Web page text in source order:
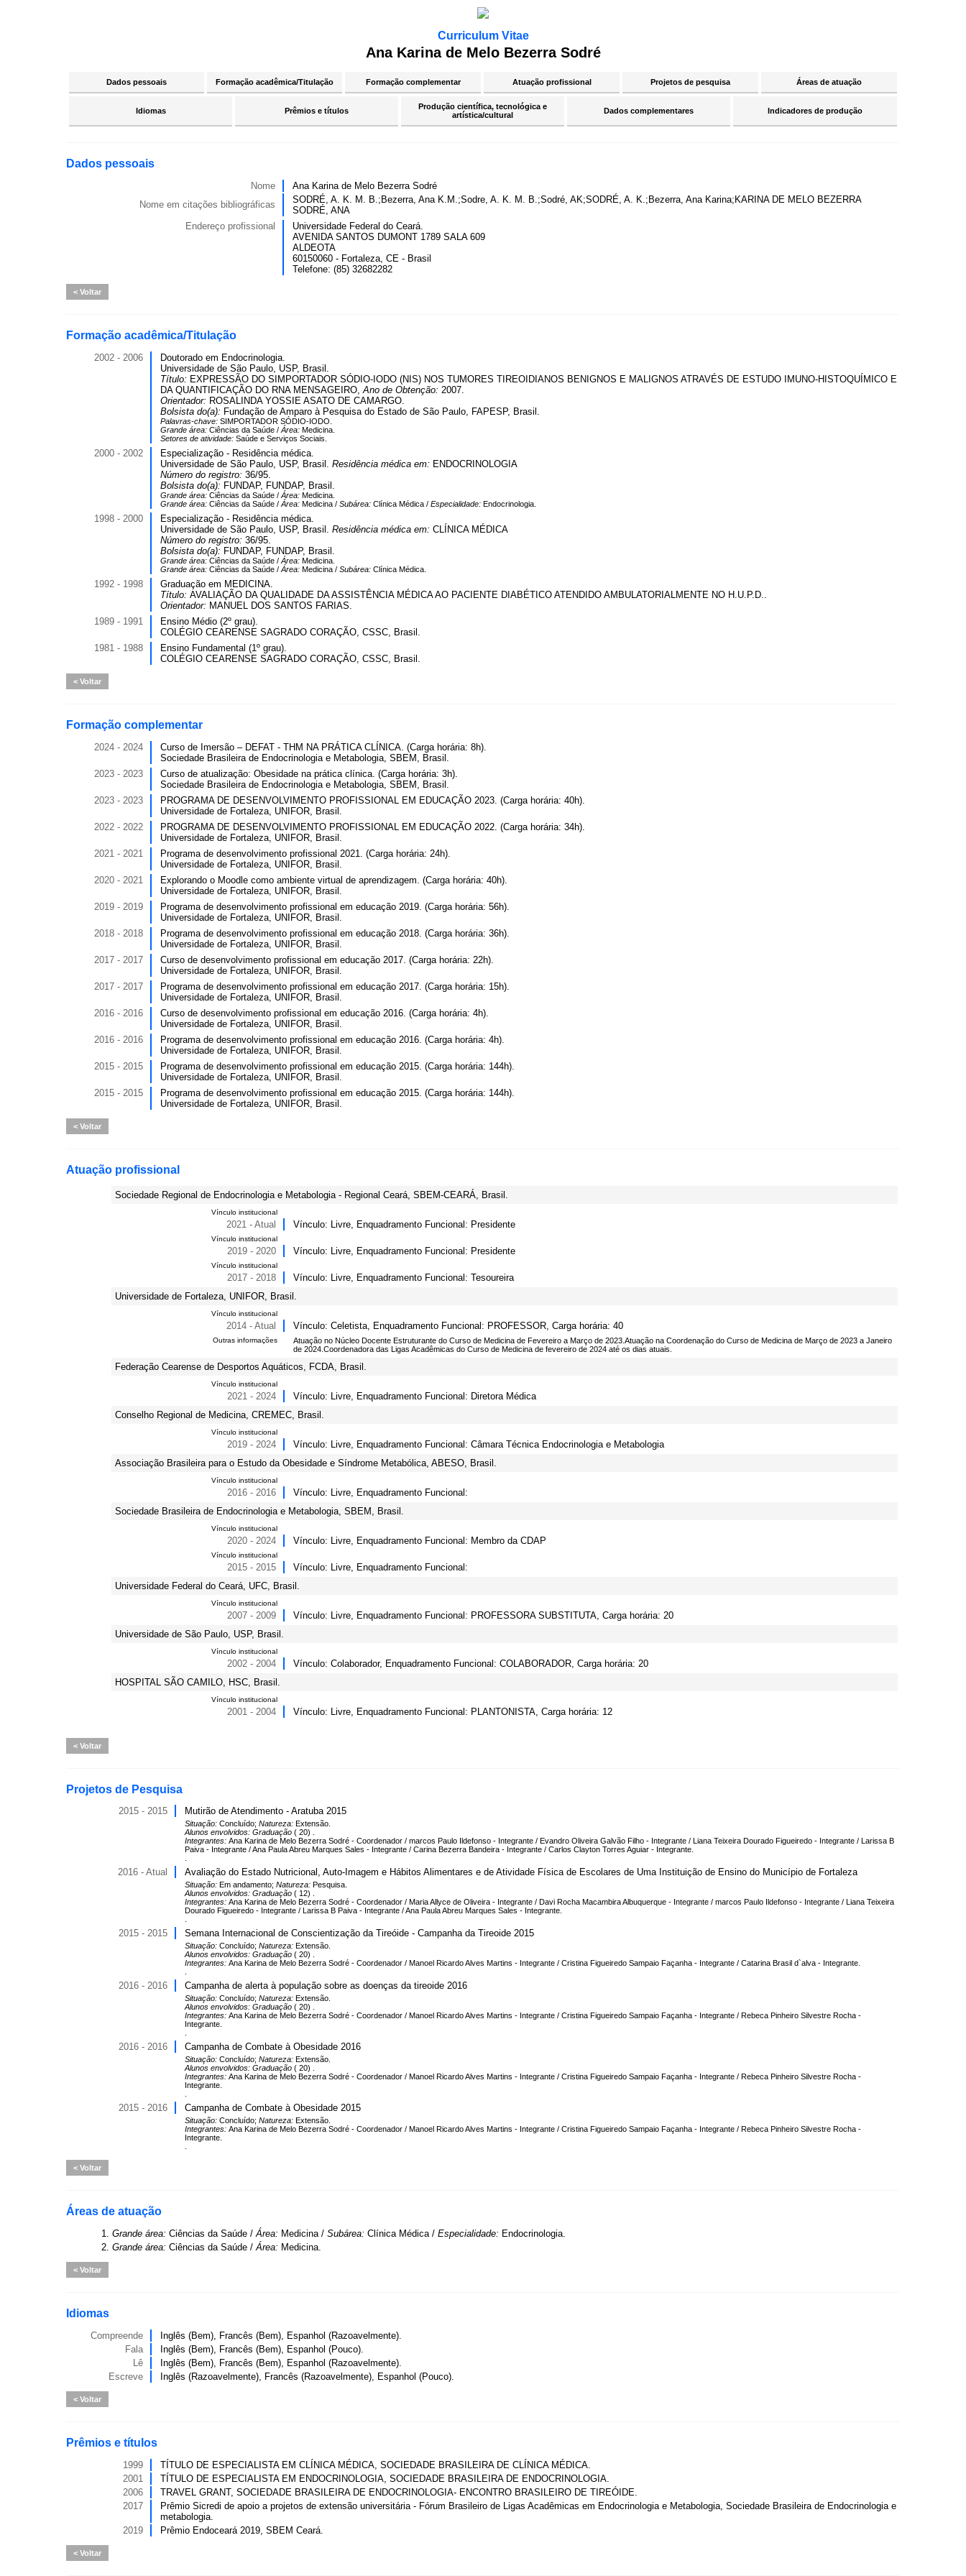
Curriculum Vitae
Ana Karina de Melo Bezerra Sodré
Dados pessoais Formação acadêmica/Titulação Formação complementar Atuação profissional Projetos de pesquisa Áreas de atuação
Idiomas Prêmios e títulos
Produção científica, tecnológica e
artística/cultural
Dados complementares Indicadores de produção
Dados pessoais
Nome
Ana Karina de Melo Bezerra Sodré
Nome em citações bibliográficas
SODRÉ, A. K. M. B.;Bezerra, Ana K.M.;Sodre, A. K. M. B.;Sodré, AK;SODRÉ, A. K.;Bezerra, Ana Karina;KARINA DE MELO BEZERRA
SODRÉ, ANA
Endereço profissional
Universidade Federal do Ceará.
AVENIDA SANTOS DUMONT 1789 SALA 609
ALDEOTA
60150060 - Fortaleza, CE - Brasil
Telefone: (85) 32682282
Voltar
Formação acadêmica/Titulação
2002 - 2006
Doutorado em Endocrinologia.
Universidade de São Paulo, USP, Brasil.
Título: EXPRESSÃO DO SIMPORTADOR SÓDIO-IODO (NIS) NOS TUMORES TIREOIDIANOS BENIGNOS E MALIGNOS ATRAVÉS DE ESTUDO IMUNO-HISTOQUÍMICO E
DA QUANTIFICAÇÃO DO RNA MENSAGEIRO,Ano de Obtenção: 2007.
Orientador: ROSALINDA YOSSIE ASATO DE CAMARGO.
Bolsista do(a): Fundação de Amparo à Pesquisa do Estado de São Paulo, FAPESP, Brasil.
Palavras-chave: SIMPORTADOR SÓDIO-IODO.
Grande área: Ciências da Saúde / Área: Medicina.
Setores de atividade: Saúde e Serviços Sociais.
2000 - 2002
Especialização - Residência médica.
Universidade de São Paulo, USP, Brasil. Residência médica em: ENDOCRINOLOGIA
Número do registro: 36/95.
Bolsista do(a): FUNDAP, FUNDAP, Brasil.
Grande área: Ciências da Saúde / Área: Medicina.
Grande área: Ciências da Saúde / Área: Medicina / Subárea: Clínica Médica / Especialidade: Endocrinologia.
1998 - 2000
Especialização - Residência médica.
Universidade de São Paulo, USP, Brasil. Residência médica em: CLÍNICA MÉDICA
Número do registro: 36/95.
Bolsista do(a): FUNDAP, FUNDAP, Brasil.
Grande área: Ciências da Saúde / Área: Medicina.
Grande área: Ciências da Saúde / Área: Medicina / Subárea: Clínica Médica.
1992 - 1998
Graduação em MEDICINA.
Título: AVALIAÇÃO DA QUALIDADE DA ASSISTÊNCIA MÉDICA AO PACIENTE DIABÉTICO ATENDIDO AMBULATORIALMENTE NO H.U.P.D..
Orientador: MANUEL DOS SANTOS FARIAS.
1989 - 1991
Ensino Médio (2º grau).
COLÉGIO CEARENSE SAGRADO CORAÇÃO, CSSC, Brasil.
1981 - 1988
Ensino Fundamental (1º grau).
COLÉGIO CEARENSE SAGRADO CORAÇÃO, CSSC, Brasil.
Voltar
Formação complementar
2024 - 2024
Curso de Imersão – DEFAT - THM NA PRÁTICA CLÍNICA. (Carga horária: 8h).
Sociedade Brasileira de Endocrinologia e Metabologia, SBEM, Brasil.
2023 - 2023
Curso de atualização: Obesidade na prática clínica. (Carga horária: 3h).
Sociedade Brasileira de Endocrinologia e Metabologia, SBEM, Brasil.
2023 - 2023
PROGRAMA DE DESENVOLVIMENTO PROFISSIONAL EM EDUCAÇÃO 2023. (Carga horária: 40h).
Universidade de Fortaleza, UNIFOR, Brasil.
2022 - 2022
PROGRAMA DE DESENVOLVIMENTO PROFISSIONAL EM EDUCAÇÃO 2022. (Carga horária: 34h).
Universidade de Fortaleza, UNIFOR, Brasil.
2021 - 2021
Programa de desenvolvimento profissional 2021. (Carga horária: 24h).
Universidade de Fortaleza, UNIFOR, Brasil.
2020 - 2021
Explorando o Moodle como ambiente virtual de aprendizagem. (Carga horária: 40h).
Universidade de Fortaleza, UNIFOR, Brasil.
2019 - 2019
Programa de desenvolvimento profissional em educação 2019. (Carga horária: 56h).
Universidade de Fortaleza, UNIFOR, Brasil.
2018 - 2018
Programa de desenvolvimento profissional em educação 2018. (Carga horária: 36h).
Universidade de Fortaleza, UNIFOR, Brasil.
2017 - 2017
Curso de desenvolvimento profissional em educação 2017. (Carga horária: 22h).
Universidade de Fortaleza, UNIFOR, Brasil.
2017 - 2017
Programa de desenvolvimento profissional em educação 2017. (Carga horária: 15h).
Universidade de Fortaleza, UNIFOR, Brasil.
2016 - 2016
Curso de desenvolvimento profissional em educação 2016. (Carga horária: 4h).
Universidade de Fortaleza, UNIFOR, Brasil.
2016 - 2016
Programa de desenvolvimento profissional em educação 2016. (Carga horária: 4h).
Universidade de Fortaleza, UNIFOR, Brasil.
2015 - 2015
Programa de desenvolvimento profissional em educação 2015. (Carga horária: 144h).
Universidade de Fortaleza, UNIFOR, Brasil.
2015 - 2015
Programa de desenvolvimento profissional em educação 2015. (Carga horária: 144h).
Universidade de Fortaleza, UNIFOR, Brasil.
Voltar
Atuação profissional
Sociedade Regional de Endocrinologia e Metabologia - Regional Ceará, SBEM-CEARÁ, Brasil.
Vínculo institucional
2021 - Atual Vínculo: Livre, Enquadramento Funcional: Presidente
Vínculo institucional
2019 - 2020 Vínculo: Livre, Enquadramento Funcional: Presidente
Vínculo institucional
2017 - 2018
Vínculo: Livre, Enquadramento Funcional: Tesoureira
Universidade de Fortaleza, UNIFOR, Brasil.
Vínculo institucional
2014 - Atual Vínculo: Celetista, Enquadramento Funcional: PROFESSOR, Carga horária: 40
Outras informações
Atuação no Núcleo Docente Estruturante do Curso de Medicina de Fevereiro a Março de 2023.Atuação na Coordenação do Curso de Medicina de Março de 2023 a Janeiro
de 2024.Coordenadora das Ligas Acadêmicas do Curso de Medicina de fevereiro de 2024 até os dias atuais.
Federação Cearense de Desportos Aquáticos, FCDA, Brasil.
Vínculo institucional
2021 - 2024
Vínculo: Livre, Enquadramento Funcional: Diretora Médica
Conselho Regional de Medicina, CREMEC, Brasil.
Vínculo institucional
2019 - 2024
Vínculo: Livre, Enquadramento Funcional: Câmara Técnica Endocrinologia e Metabologia
Associação Brasileira para o Estudo da Obesidade e Síndrome Metabólica, ABESO, Brasil.
Vínculo institucional
2016 - 2016
Vínculo: Livre, Enquadramento Funcional:
Sociedade Brasileira de Endocrinologia e Metabologia, SBEM, Brasil.
Vínculo institucional
2020 - 2024 Vínculo: Livre, Enquadramento Funcional: Membro da CDAP
Vínculo institucional
2015 - 2015
Vínculo: Livre, Enquadramento Funcional:
Universidade Federal do Ceará, UFC, Brasil.
Vínculo institucional
2007 - 2009
Vínculo: Livre, Enquadramento Funcional: PROFESSORA SUBSTITUTA, Carga horária: 20
Universidade de São Paulo, USP, Brasil.
Vínculo institucional
2002 - 2004
Vínculo: Colaborador, Enquadramento Funcional: COLABORADOR, Carga horária: 20
HOSPITAL SÃO CAMILO, HSC, Brasil.
Vínculo institucional
2001 - 2004 Vínculo: Livre, Enquadramento Funcional: PLANTONISTA, Carga horária: 12
Voltar
Projetos de Pesquisa
2015 - 2015 Mutirão de Atendimento - Aratuba 2015
Situação: Concluído; Natureza: Extensão.
Alunos envolvidos: Graduação ( 20) .
Integrantes: Ana Karina de Melo Bezerra Sodré - Coordenador / marcos Paulo Ildefonso - Integrante / Evandro Oliveira Galvão Filho - Integrante / Liana Teixeira Dourado Figueiredo - Integrante / Larissa B
Paiva - Integrante / Ana Paula Abreu Marques Sales - Integrante / Carina Bezerra Bandeira - Integrante / Carlos Clayton Torres Aguiar - Integrante.
2016 - Atual Avaliação do Estado Nutricional, Auto-Imagem e Hábitos Alimentares e de Atividade Física de Escolares de Uma Instituição de Ensino do Município de Fortaleza
Situação: Em andamento; Natureza: Pesquisa.
Alunos envolvidos: Graduação ( 12) .
Integrantes: Ana Karina de Melo Bezerra Sodré - Coordenador / Maria Allyce de Oliveira - Integrante / Davi Rocha Macambira Albuquerque - Integrante / marcos Paulo Ildefonso - Integrante / Liana Teixeira
Dourado Figueiredo - Integrante / Larissa B Paiva - Integrante / Ana Paula Abreu Marques Sales - Integrante.
2015 - 2015 Semana Internacional de Conscientização da Tireóide - Campanha da Tireoide 2015
Situação: Concluído; Natureza: Extensão.
Alunos envolvidos: Graduação ( 20) .
Integrantes: Ana Karina de Melo Bezerra Sodré - Coordenador / Manoel Ricardo Alves Martins - Integrante / Cristina Figueiredo Sampaio Façanha - Integrante / Catarina Brasil d`alva - Integrante.
2016 - 2016 Campanha de alerta à população sobre as doenças da tireoide 2016
Situação: Concluído; Natureza: Extensão.
Alunos envolvidos: Graduação ( 20) .
Integrantes: Ana Karina de Melo Bezerra Sodré - Coordenador / Manoel Ricardo Alves Martins - Integrante / Cristina Figueiredo Sampaio Façanha - Integrante / Rebeca Pinheiro Silvestre Rocha -
Integrante.
2016 - 2016 Campanha de Combate à Obesidade 2016
Situação: Concluído; Natureza: Extensão.
Alunos envolvidos: Graduação ( 20) .
Integrantes: Ana Karina de Melo Bezerra Sodré - Coordenador / Manoel Ricardo Alves Martins - Integrante / Cristina Figueiredo Sampaio Façanha - Integrante / Rebeca Pinheiro Silvestre Rocha -
Integrante.
2015 - 2016 Campanha de Combate à Obesidade 2015
Situação: Concluído; Natureza: Extensão.
Integrantes: Ana Karina de Melo Bezerra Sodré - Coordenador / Manoel Ricardo Alves Martins - Integrante / Cristina Figueiredo Sampaio Façanha - Integrante / Rebeca Pinheiro Silvestre Rocha -
Integrante.
Voltar
Áreas de atuação
1. Grande área: Ciências da Saúde /Área: Medicina / Subárea: Clínica Médica / Especialidade: Endocrinologia.
2. Grande área: Ciências da Saúde /Área: Medicina.
Voltar
Idiomas
Compreende
Inglês (Bem), Francês (Bem), Espanhol (Razoavelmente).
Fala
Inglês (Bem), Francês (Bem), Espanhol (Pouco).
Lê
Inglês (Bem), Francês (Bem), Espanhol (Razoavelmente).
Escreve
Inglês (Razoavelmente), Francês (Razoavelmente), Espanhol (Pouco).
Voltar
Prêmios e títulos
1999
TÍTULO DE ESPECIALISTA EM CLÍNICA MÉDICA, SOCIEDADE BRASILEIRA DE CLÍNICA MÉDICA.
2001
TÍTULO DE ESPECIALISTA EM ENDOCRINOLOGIA, SOCIEDADE BRASILEIRA DE ENDOCRINOLOGIA.
2006
TRAVEL GRANT, SOCIEDADE BRASILEIRA DE ENDOCRINOLOGIA- ENCONTRO BRASILEIRO DE TIREÓIDE.
2017
Prêmio Sicredi de apoio a projetos de extensão universitária - Fórum Brasileiro de Ligas Acadêmicas em Endocrinologia e Metabologia, Sociedade Brasileira de Endocrinologia e
metabologia.
2019
Prêmio Endoceará 2019, SBEM Ceará.
Voltar